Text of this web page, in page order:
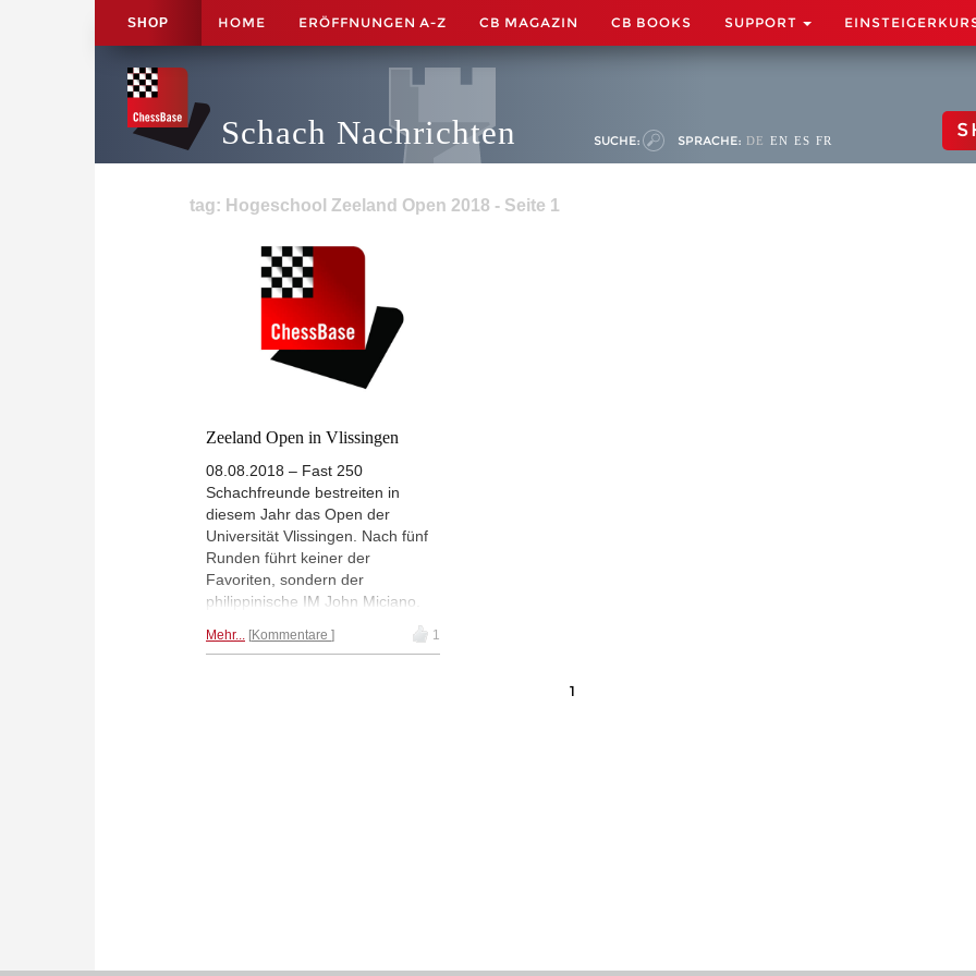
SHOP HOME ERÖFFNUNGEN A-Z CB MAGAZIN CB BOOKS SUPPORT
Schach Nachrichten SUCHE: SPRACHE: DE EN ES FR
tag: Hogeschool Zeeland Open 2018 - Seite 1
Zeeland Open in Vlissingen
08.08.2018 – Fast 250
Schachfreunde bestreiten in
diesem Jahr das Open der
Universität Vlissingen. Nach fünf
Runden führt keiner der
Favoriten, sondern der
philippinische IM John Miciano.
Punkten in Lauerstellung. | Fotos:
Mehr... Kommentare 1
1